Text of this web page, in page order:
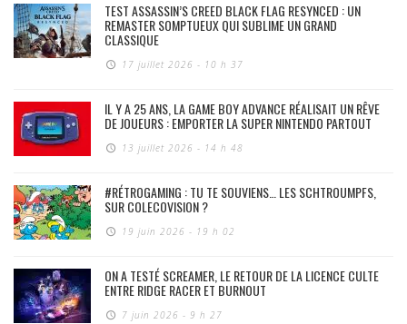
TEST ASSASSIN’S CREED BLACK FLAG RESYNCED : UN
REMASTER SOMPTUEUX QUI SUBLIME UN GRAND
CLASSIQUE
17 juillet 2026 - 10 h 37
IL Y A 25 ANS, LA GAME BOY ADVANCE RÉALISAIT UN RÊVE
DE JOUEURS : EMPORTER LA SUPER NINTENDO PARTOUT
13 juillet 2026 - 14 h 48
#RÉTROGAMING : TU TE SOUVIENS… LES SCHTROUMPFS,
SUR COLECOVISION ?
19 juin 2026 - 19 h 02
ON A TESTÉ SCREAMER, LE RETOUR DE LA LICENCE CULTE
ENTRE RIDGE RACER ET BURNOUT
7 juin 2026 - 9 h 27